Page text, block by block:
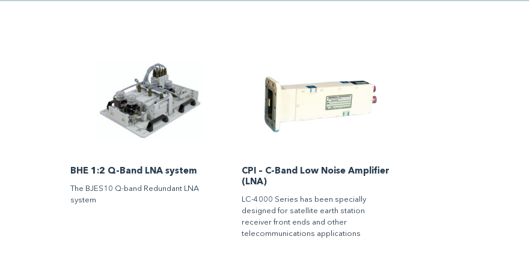
BHE 1:2 Q-Band LNA system
The BJES10 Q-band Redundant LNA
system
CPI – C-Band Low Noise Amplifier
(LNA)
LC-4000 Series has been specially
designed for satellite earth station
receiver front ends and other
telecommunications applications